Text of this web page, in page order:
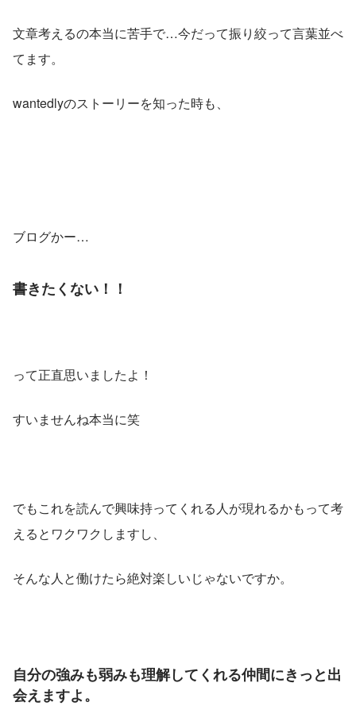
文章考えるの本当に苦手で…今だって振り絞って言葉並べ
てます。
wantedlyのストーリーを知った時も、
ブログかー…
書きたくない！！
って正直思いましたよ！
すいませんね本当に笑
でもこれを読んで興味持ってくれる人が現れるかもって考
えるとワクワクしますし、
そんな人と働けたら絶対楽しいじゃないですか。
自分の強みも弱みも理解してくれる仲間にきっと出
会えますよ。